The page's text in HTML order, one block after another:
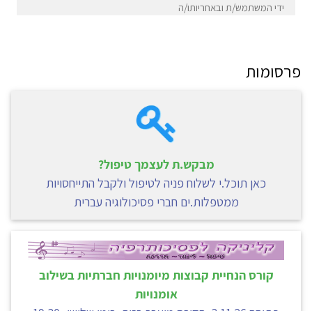
ידי המשתמש/ת ובאחריותו/ה
פרסומות
מבקש.ת לעצמך טיפול?
כאן תוכל.י לשלוח פניה לטיפול ולקבל התייחסויות
ממטפלות.ים חברי פסיכולוגיה עברית
קורס הנחיית קבוצות מיומנויות חברתיות בשילוב
אומנויות